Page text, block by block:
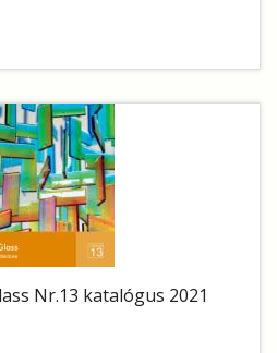
Nr.13 katalógus 2021